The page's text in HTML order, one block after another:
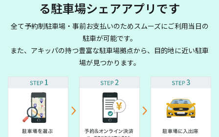
る駐車場シェアアプリです
全て予約制駐車場・事前お支払いのためスムーズにご利用当日の
駐車が可能です。
また、アキッパの持つ豊富な駐車場拠点から、目的地に近い駐車
場が見つかります。